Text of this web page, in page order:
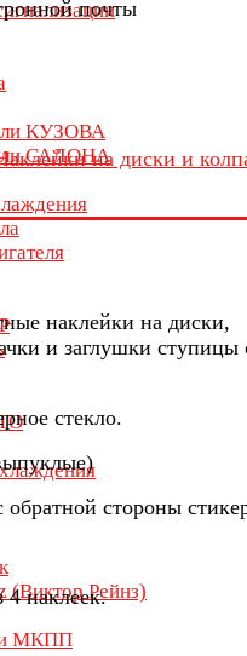
КУЗОВА
САЛОНА
(Виктор Рейнз)
и МКПП
почты
на диски и
наклейки на диски,
и заглушки ступицы
стекло.
обратной стороны
4 наклеек.